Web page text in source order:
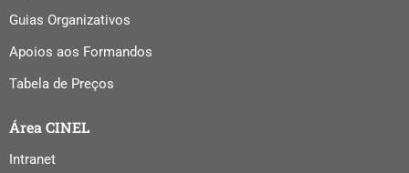
Guias Organizativos
Apoios aos Formandos
Tabela de Preços
Área CINEL
Intranet